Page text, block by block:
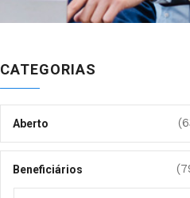
CATEGORIAS
Aberto
Beneficiários